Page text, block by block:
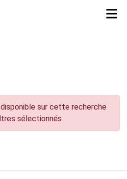
sur cette recherche
sélectionnés